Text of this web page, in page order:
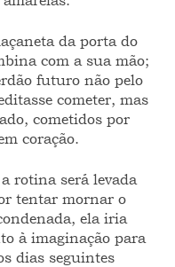
da porta do
com a sua mão;
futuro não pelo
cometer, mas
cometidos por
coração.
rotina será levada
tentar mornar o
ela iria
à imaginação para
dias seguintes